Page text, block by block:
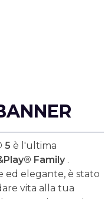
5 è l'ultima
Family.
ed elegante, è stato
vita alla tua